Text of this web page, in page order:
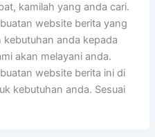
kamilah yang anda cari.
website berita yang
kebutuhan anda kepada
akan melayani anda.
website berita ini di
kebutuhan anda. Sesuai